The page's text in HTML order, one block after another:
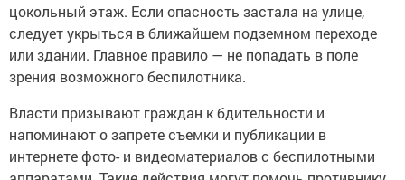
цокольный этаж. Если опасность застала на улице,
следует укрыться в ближайшем подземном переходе
или здании. Главное правило — не попадать в поле
зрения возможного беспилотника.
Власти призывают граждан к бдительности и
напоминают о запрете съемки и публикации в
интернете фото- и видеоматериалов с беспилотными